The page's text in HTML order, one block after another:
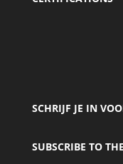
SCHRIJF JE IN
SUBSCRIBE TO